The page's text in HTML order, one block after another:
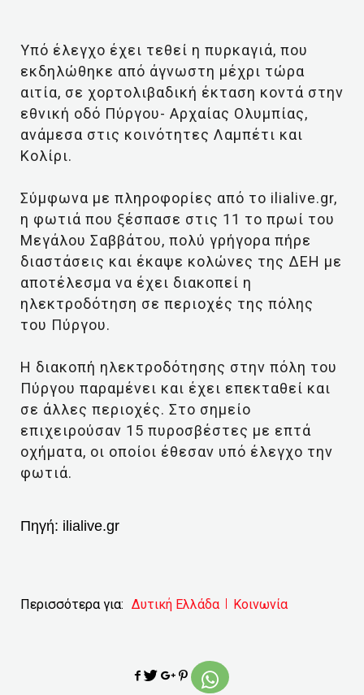
Υπό έλεγχο έχει τεθεί η πυρκαγιά, που
εκδηλώθηκε από άγνωστη μέχρι τώρα
αιτία, σε χορτολιβαδική έκταση κοντά στην
εθνική οδό Πύργου- Αρχαίας Ολυμπίας,
ανάμεσα στις κοινότητες Λαμπέτι και
Κολίρι.
Σύμφωνα με πληροφορίες από το ilialive.gr,
η φωτιά που ξέσπασε στις 11 το πρωί του
Μεγάλου Σαββάτου, πολύ γρήγορα πήρε
διαστάσεις και έκαψε κολώνες της ΔΕΗ με
αποτέλεσμα να έχει διακοπεί η
ηλεκτροδότηση σε περιοχές της πόλης
του Πύργου.
Η διακοπή ηλεκτροδότησης στην πόλη του
Πύργου παραμένει και έχει επεκταθεί και
σε άλλες περιοχές. Στο σημείο
επιχειρούσαν 15 πυροσβέστες με επτά
οχήματα, οι οποίοι έθεσαν υπό έλεγχο την
φωτιά.
Πηγή: ilialive.gr
Περισσότερα για: Δυτική Ελλάδα Κοινωνία